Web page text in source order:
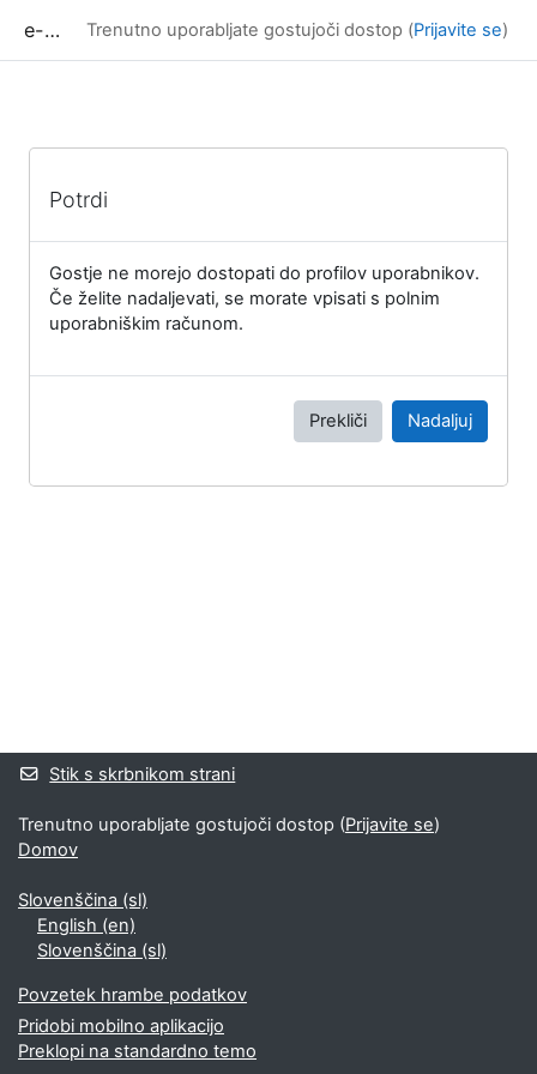
e-učilnica UP FAMNIT Trenutno uporabljate gostujoči dostop (Prijavite se)
Potrdi
Gostje ne morejo dostopati do profilov uporabnikov.
Če želite nadaljevati, se morate vpisati s polnim
uporabniškim računom.
Prekliči Nadaljuj
Stik s skrbnikom strani
Trenutno uporabljate gostujoči dostop (Prijavite se)
Domov
Slovenščina ‎(sl)‎
English ‎(en)‎
Slovenščina ‎(sl)‎
Povzetek hrambe podatkov
Pridobi mobilno aplikacijo
Preklopi na standardno temo